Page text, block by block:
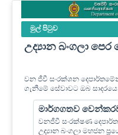
මුල් පි‍ටුව
උද්‍යාන බංගලා
වන ජීවී සංරක්ශන
ගැනීමේ සේවාවට ඔබ
මාර්ගගතව
වනජීවී සංරක්ෂණ
උද්‍යාන බංගලා මහජන